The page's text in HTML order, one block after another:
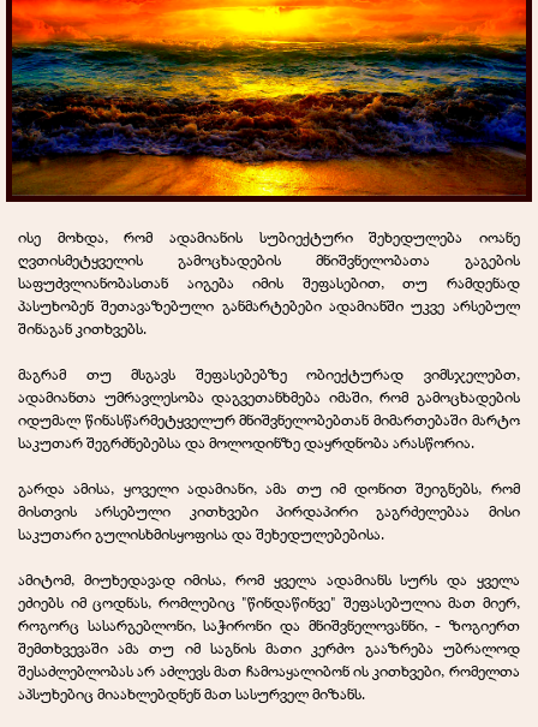
ისე მოხდა, რომ ადამიანის სუბიექტური შეხედულება იოანე
ღვთისმეტყველის გამოცხადების მნიშვნელობათა გაგების
საფუძვლიანობასთან აიგება იმის შეფასებით, თუ რამდენად
პასუხობენ შეთავაზებული განმარტებები ადამიანში უკვე არსებულ
შინაგან კითხვებს.
მაგრამ თუ მსგავს შეფასებებზე ობიექტურად ვიმსჯელებთ,
ადამიანთა უმრავლესობა დაგვეთანხმება იმაში, რომ გამოცხადების
იდუმალ წინასწარმეტყველურ მნიშვნელობებთან მიმართებაში მარტო
საკუთარ შეგრძნებებსა და მოლოდინზე დაყრდნობა არასწორია.
გარდა ამისა, ყოველი ადამიანი, ამა თუ იმ დონით შეიგნებს, რომ
მისთვის არსებული კითხვები პირდაპირი გაგრძელებაა მისი
საკუთარი გულისხმისყოფისა და შეხედულებებისა.
ამიტომ, მიუხედავად იმისა, რომ ყველა ადამიანს სურს და ყველა
ეძიებს იმ ცოდნას, რომლებიც "წინდაწინვე" შეფასებულია მათ მიერ,
როგორც სასარგებლონი, საჭირონი და მნიშვნელოვანნი, - ზოგიერთ
შემთხვევაში ამა თუ იმ საგნის მათი კერძო გააზრება უბრალოდ
შესაძლებლობას არ აძლევს მათ ჩამოაყალიბონ ის კითხვები, რომელთა
აპსუხებიც მიაახლებდნენ მათ სასურველ მიზანს.